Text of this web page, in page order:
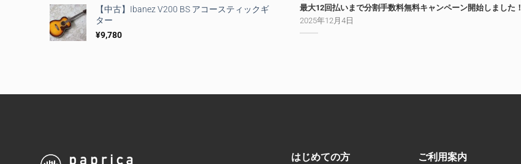
【中古】Ibanez V200 BS アコースティックギ
ター
¥9,780
最大12回払いまで分割手数料無料キャンペーン開始しました！
2025年12月4日
はじめての方 ご利用案内